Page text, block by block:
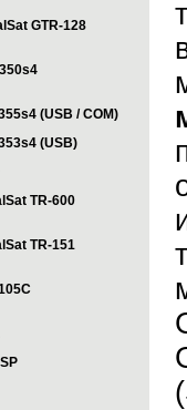
GTR-128
(USB / COM)
(USB)
TR-600
TR-151
(